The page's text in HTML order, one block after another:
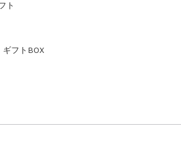
ト
ギフトBOX